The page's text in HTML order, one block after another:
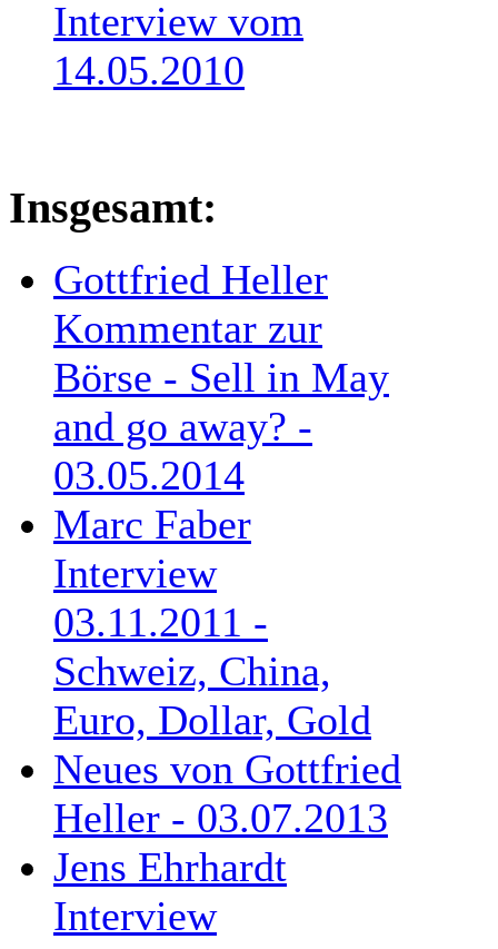
Interview vom
14.05.2010
Insgesamt:
Gottfried Heller
Kommentar zur
Börse - Sell in May
and go away? -
03.05.2014
Marc Faber
Interview
03.11.2011 -
Schweiz, China,
Euro, Dollar, Gold
Neues von Gottfried
Heller - 03.07.2013
Jens Ehrhardt
Interview